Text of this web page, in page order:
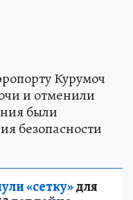
Курумоч
и отменили
были
безопасности
«сетку»для